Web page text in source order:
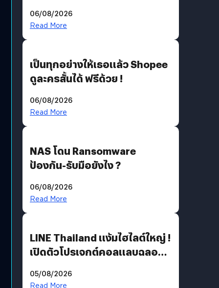
?
06/08/2026
Read More
เป็นทุกอย่างให้เธอแล้ว Shopee
ดูละครสั้นได้ ฟรีด้วย !
06/08/2026
Read More
NAS โดน Ransomware
ป้องกัน-รับมือยังไง ?
06/08/2026
Read More
LINE Thailand แง้มไฮไลต์ใหญ่ !
เปิดตัวโปรเจกต์คอลแลบฉลอง
Moon x LINE FRIENDS
05/08/2026
Read More